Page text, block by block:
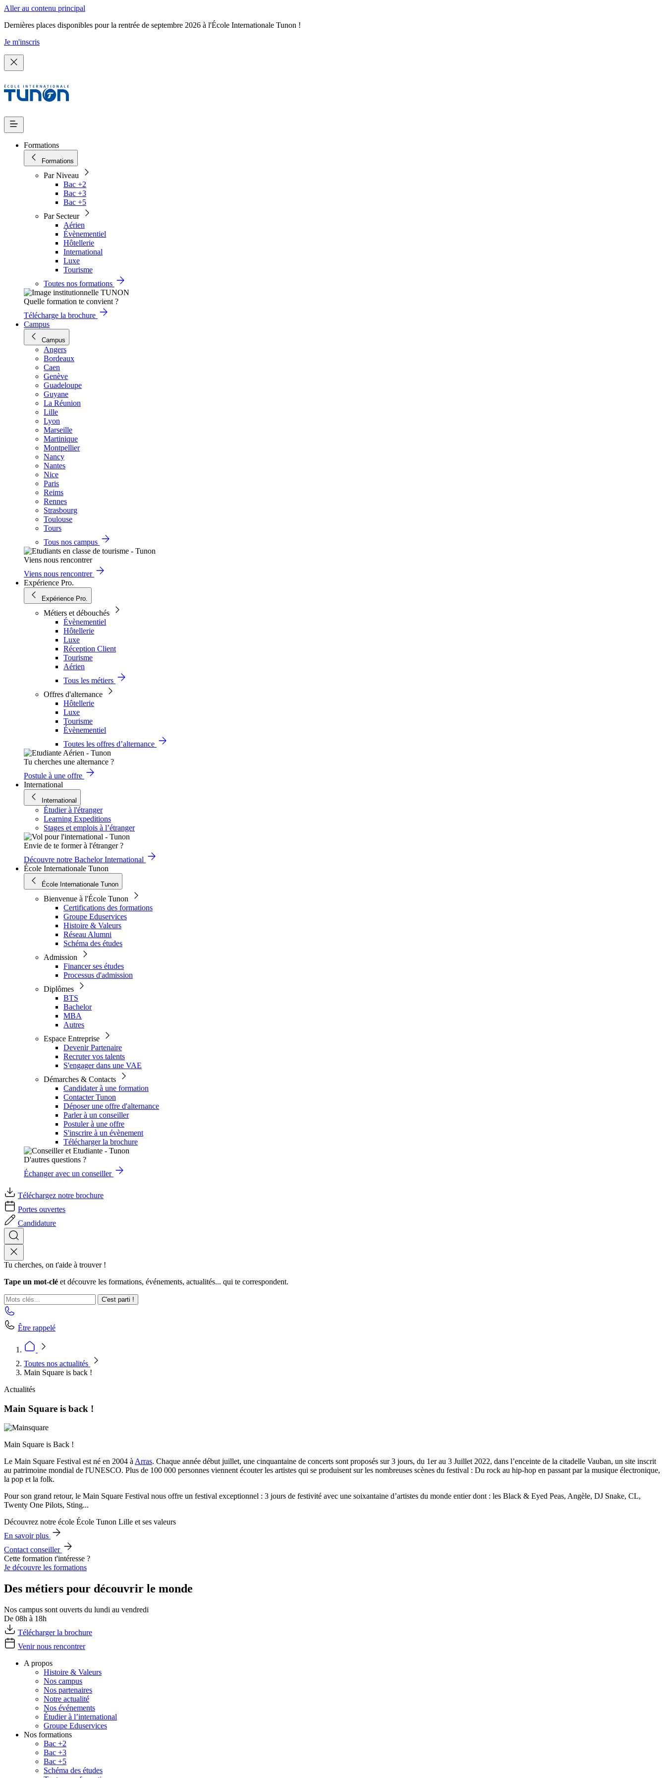
Aller au contenu principal
Dernières places disponibles pour la rentrée de septembre 2026 à l'École Internationale Tunon !
Je m'inscris
Formations
Formations
Par Niveau
Bac +2
Bac +3
Bac +5
Par Secteur
Aérien
Évènementiel
Hôtellerie
International
Luxe
Tourisme
Toutes nos formations
Quelle formation te convient ?
Télécharge la brochure
Campus
Campus
Angers
Bordeaux
Caen
Genève
Guadeloupe
Guyane
La Réunion
Lille
Lyon
Marseille
Martinique
Montpellier
Nancy
Nantes
Nice
Paris
Reims
Rennes
Strasbourg
Toulouse
Tours
Tous nos campus
Viens nous rencontrer
Viens nous rencontrer
Expérience Pro.
Expérience Pro.
Métiers et débouchés
Évènementiel
Hôtellerie
Luxe
Réception Client
Tourisme
Aérien
Tous les métiers
Offres d'alternance
Hôtellerie
Luxe
Tourisme
Évènementiel
Toutes les offres d’alternance
Tu cherches une alternance ?
Postule à une offre
International
International
Étudier à l'étranger
Learning Expeditions
Stages et emplois à l’étranger
Envie de te former à l'étranger ?
Découvre notre Bachelor International
École Internationale Tunon
École Internationale Tunon
Bienvenue à l'École Tunon
Certifications des formations
Groupe Eduservices
Histoire & Valeurs
Réseau Alumni
Schéma des études
Admission
Financer ses études
Processus d'admission
Diplômes
BTS
Bachelor
MBA
Autres
Espace Entreprise
Devenir Partenaire
Recruter vos talents
S'engager dans une VAE
Démarches & Contacts
Candidater à une formation
Contacter Tunon
Déposer une offre d'alternance
Parler à un conseiller
Postuler à une offre
S'inscrire à un évènement
Télécharger la brochure
D'autres questions ?
Échanger avec un conseiller
Téléchargez notre brochure
Portes ouvertes
Candidature
Tu cherches, on t'aide à trouver !
Tape un mot-clé et découvre les formations, événements, actualités... qui te correspondent.
C'est parti !
Être rappelé
Toutes nos actualités
Main Square is back !
Actualités
Main Square is back !
Main Square is Back !
Le Main Square Festival est né en 2004 àArras. Chaque année début juillet, une cinquantaine de concerts sont proposés sur 3 jours, du 1er au 3 Juillet 2022, dans l’enceinte de la citadelle Vauban, un site inscrit
au patrimoine mondial de l'UNESCO. Plus de 100 000 personnes viennent écouter les artistes qui se produisent sur les nombreuses scènes du festival : Du rock au hip-hop en passant par la musique électronique,
la pop et la folk.
Pour son grand retour, le Main Square Festival nous offre un festival exceptionnel : 3 jours de festivité avec une soixantaine d’artistes du monde entier dont : les Black & Eyed Peas, Angèle, DJ Snake, CL,
Twenty One Pilots, Sting...
Découvrez notre école École Tunon Lille et ses valeurs
En savoir plus
Contact conseiller
Cette formation t'intéresse ?
Je découvre les formations
Des métiers pour découvrir le monde
Nos campus sont ouverts du lundi au vendredi
De 08h à 18h
Télécharger la brochure
Venir nous rencontrer
A propos
Histoire & Valeurs
Nos campus
Nos partenaires
Notre actualité
Nos événements
Étudier à l’international
Groupe Eduservices
Nos formations
Bac +2
Bac +3
Bac +5
Schéma des études